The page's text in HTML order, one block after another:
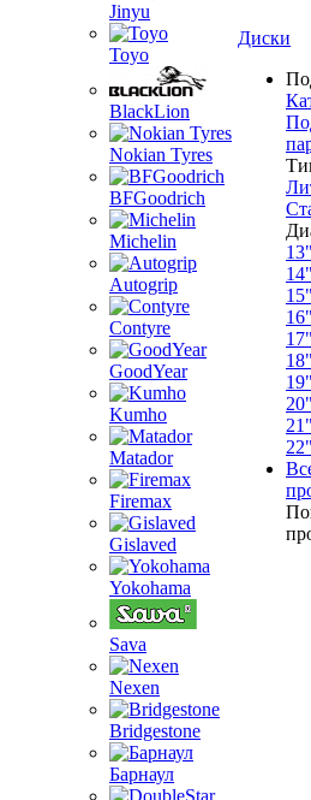
Jinyu
Toyo
BlackLion
Nokian Tyres
BFGoodrich
Michelin
Autogrip
Contyre
GoodYear
Kumho
Matador
Firemax
Gislaved
Yokohama
Sava
Nexen
Bridgestone
Барнаул
Диски
13"
14"
15"
16"
17"
18"
19"
20"
21"
22"